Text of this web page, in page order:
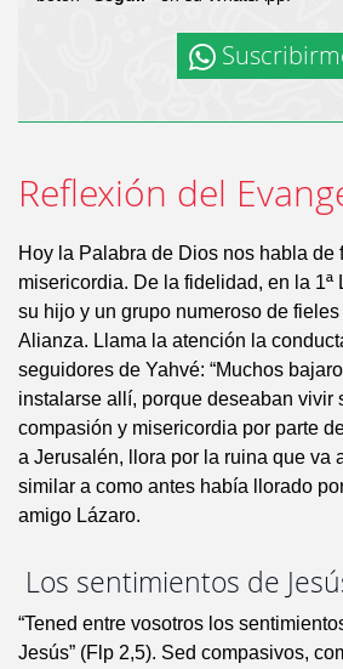
Reflexión del
Hoy la Palabra de Dios nos habla de
misericordia. De la fidelidad, en la 1ª
su hijo y un grupo numeroso de
Alianza. Llama la atención la
seguidores de Yahvé: “Muchos
instalarse allí, porque deseaban vivir
compasión y misericordia por parte
a Jerusalén, llora por la ruina que va
similar a como antes había llorado
amigo Lázaro.
Los sentimientos de
“Tened entre vosotros los
Jesús” (Flp 2,5). Sed compasivos,